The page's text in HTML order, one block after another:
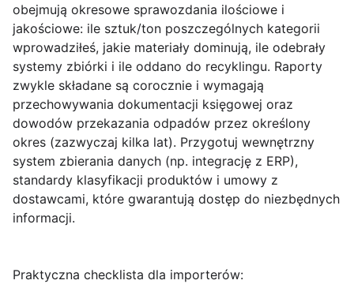
obejmują okresowe sprawozdania ilościowe i
jakościowe: ile sztuk/ton poszczególnych kategorii
wprowadziłeś, jakie materiały dominują, ile odebrały
systemy zbiórki i ile oddano do recyklingu. Raporty
zwykle składane są corocznie i wymagają
przechowywania dokumentacji księgowej oraz
dowodów przekazania odpadów przez określony
okres (zazwyczaj kilka lat). Przygotuj wewnętrzny
system zbierania danych (np. integrację z ERP),
standardy klasyfikacji produktów i umowy z
dostawcami, które gwarantują dostęp do niezbędnych
informacji.
Praktyczna checklista dla importerów: